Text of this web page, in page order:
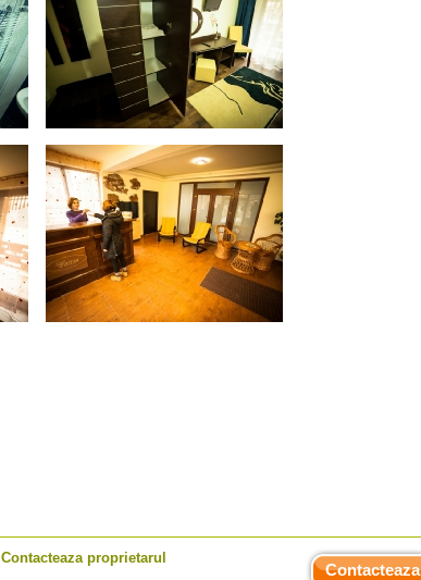
Contacteaza proprietarul
Contacteaza